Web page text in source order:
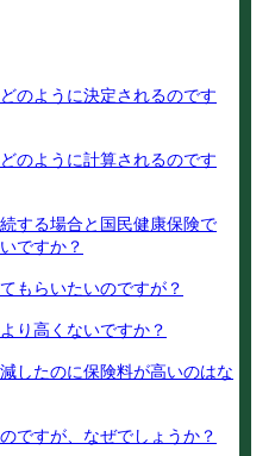
のように決定されるのです
のように計算されるのです
する場合と国民健康保険で
ですか？
もらいたいのですが？
り高くないですか？
したのに保険料が高いのはな
ですが、なぜでしょうか？